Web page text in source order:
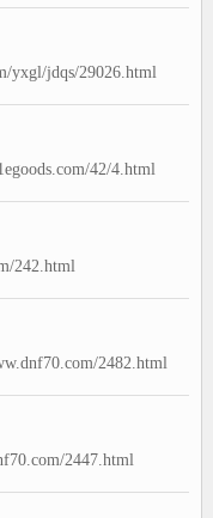
yxgl/jdqs/29026.html
42/4.html
242.html
2482.html
2447.html